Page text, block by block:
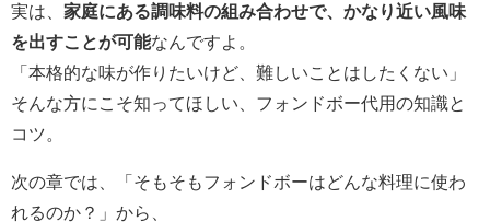
実は、 家庭にある調味料の組み合わせで、かなり近い風味
を出すことが可能なんですよ。
「本格的な味が作りたいけど、難しいことはしたくない」
そんな方にこそ知ってほしい、フォンドボー代用の知識と
コツ。
次の章では、「そもそもフォンドボーはどんな料理に使わ
れるのか？」から、